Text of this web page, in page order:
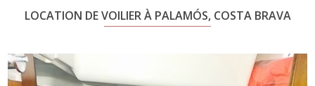
LOCATION DE VOILIER À PALAMÓS, COSTA BRAVA